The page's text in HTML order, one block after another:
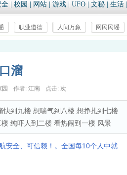
全 校园 网站 游戏 UFO 文秘 生活
职业道德 人间万象 网民民谣
溜
园 作者: 江南 点击: 次
到九楼 想喘气到八楼 想挣扎到七楼
纯吓人到二楼 看热闹到一楼 风景
安全、可信赖！。全国每10个人中就